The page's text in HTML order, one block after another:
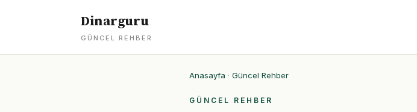
Dinarguru
GÜNCEL REHBER
Anasayfa · Güncel Rehber
GÜNCEL REHBER